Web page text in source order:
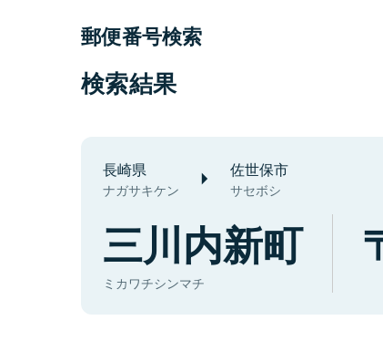
郵便番号検索
検索結果
長崎県
ナガサキケン
佐世保市
サセボシ
三川内新町
ミカワチシンマチ